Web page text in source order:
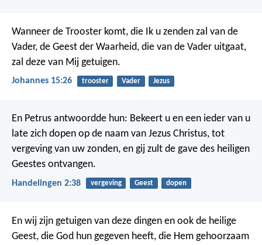
Wanneer de Trooster komt, die Ik u zenden zal van de
Vader, de Geest der Waarheid, die van de Vader uitgaat,
zal deze van Mij getuigen.
Johannes 15:26 trooster Vader Jezus
En Petrus antwoordde hun: Bekeert u en een ieder van u
late zich dopen op de naam van Jezus Christus, tot
vergeving van uw zonden, en gij zult de gave des heiligen
Geestes ontvangen.
Handelingen 2:38 vergeving Geest dopen
En wij zijn getuigen van deze dingen en ook de heilige
Geest, die God hun gegeven heeft, die Hem gehoorzaam